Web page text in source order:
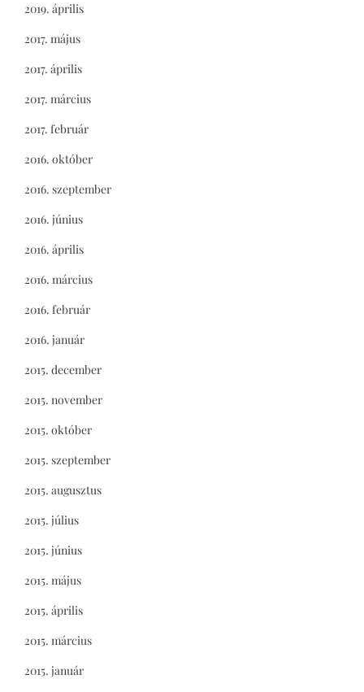
2019. április
2017. május
2017. április
2017. március
2017. február
2016. október
2016. szeptember
2016. június
2016. április
2016. március
2016. február
2016. január
2015. december
2015. november
2015. október
2015. szeptember
2015. augusztus
2015. július
2015. június
2015. május
2015. április
2015. március
2015. január